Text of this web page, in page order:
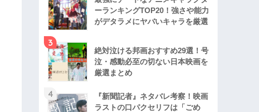
ーランキングTOP20！強さや能力
がデタラメにヤバいキャラを厳選
3
絶対泣ける邦画おすすめ29選！号
泣・感動必至の切ない日本映画を
厳選まとめ
4
『新聞記者』ネタバレ考察！映画
ラストの口パクセリフは「ごめ